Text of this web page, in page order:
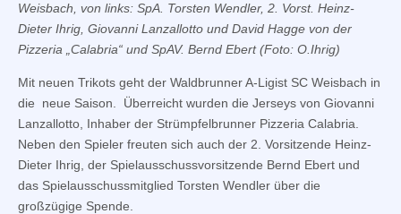
Weisbach, von links: SpA. Torsten Wendler, 2. Vorst. Heinz-
Dieter Ihrig, Giovanni Lanzallotto und David Hagge von der
Pizzeria „Calabria“ und SpAV. Bernd Ebert (Foto: O.Ihrig)
Mit neuen Trikots geht der Waldbrunner A-Ligist SC Weisbach in
die neue Saison. Überreicht wurden die Jerseys von Giovanni
Lanzallotto, Inhaber der Strümpfelbrunner Pizzeria Calabria.
Neben den Spieler freuten sich auch der 2. Vorsitzende Heinz-
Dieter Ihrig, der Spielausschussvorsitzende Bernd Ebert und
das Spielausschussmitglied Torsten Wendler über die
großzügige Spende.